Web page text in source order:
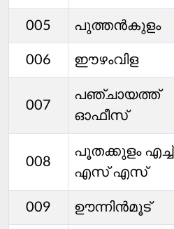
005 പുത്തന്‍കുളം
006 ഈഴംവിള
007
പഞ്ചായത്ത്
ഓഫീസ്
008
പൂതക്കുളം എച്ച്
എസ് എസ്
009 ഊന്നിന്‍മൂട്